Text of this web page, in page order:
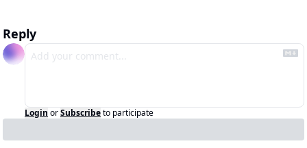
Reply
Login orSubscribeto participate